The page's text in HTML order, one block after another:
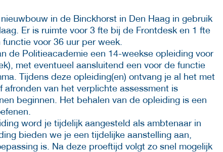
in de Binckhorst in Den Haag in gebruik
Er is ruimte voor 3 fte bij de Frontdesk en 1 fte
voor 36 uur per week.
de Politieacademie een 14-weekse opleiding voor
met eventueel aansluitend een voor de functie
Tijdens deze opleiding(en) ontvang je al het met
afronden van het verplichte assessment is
beginnen. Het behalen van de opleiding is een
word je tijdelijk aangesteld als ambtenaar in
bieden we je een tijdelijke aanstelling aan,
is. Na deze proeftijd volgt zo snel mogelijk